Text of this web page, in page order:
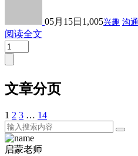
05月15日 1,005兴趣 沟通
阅读全文
文章分页
1 2 3 … 14
启蒙老师